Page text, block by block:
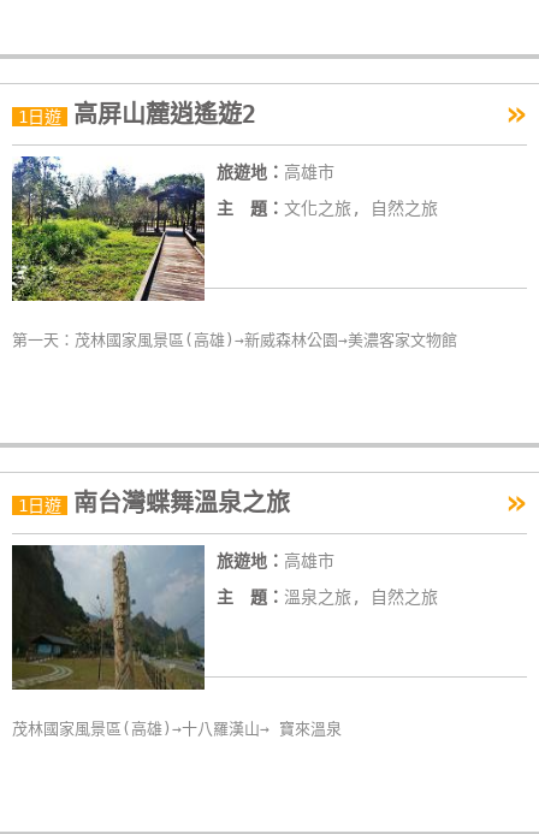
1日遊 高屏山麓逍遙遊2 »
旅遊地： 高雄市
主 題： 文化之旅, 自然之旅
第一天：茂林國家風景區(高雄)→新威森林公園→美濃客家文物館
1日遊 南台灣蝶舞溫泉之旅 »
旅遊地： 高雄市
主 題： 溫泉之旅, 自然之旅
茂林國家風景區(高雄)→十八羅漢山→ 寶來溫泉